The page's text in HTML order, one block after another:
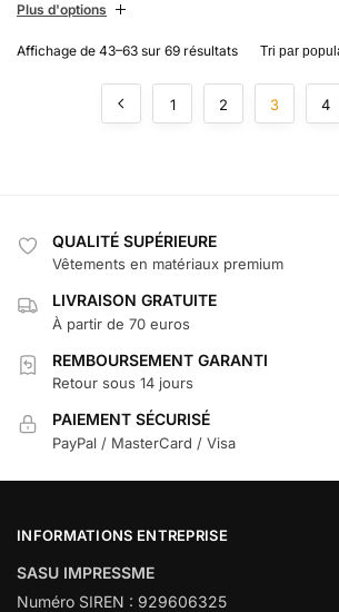
Plus d'options
Affichage de 43–63 sur 69 résultats
1 2 3 4
QUALITÉ SUPÉRIEURE
Vêtements en matériaux premium
LIVRAISON GRATUITE
À partir de 70 euros
REMBOURSEMENT GARANTI
Retour sous 14 jours
PAIEMENT SÉCURISÉ
PayPal / MasterCard / Visa
INFORMATIONS ENTREPRISE
SASU IMPRESSME
Numéro SIREN : 929606325